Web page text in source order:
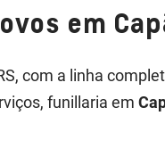
em
com a linha
funillaria em